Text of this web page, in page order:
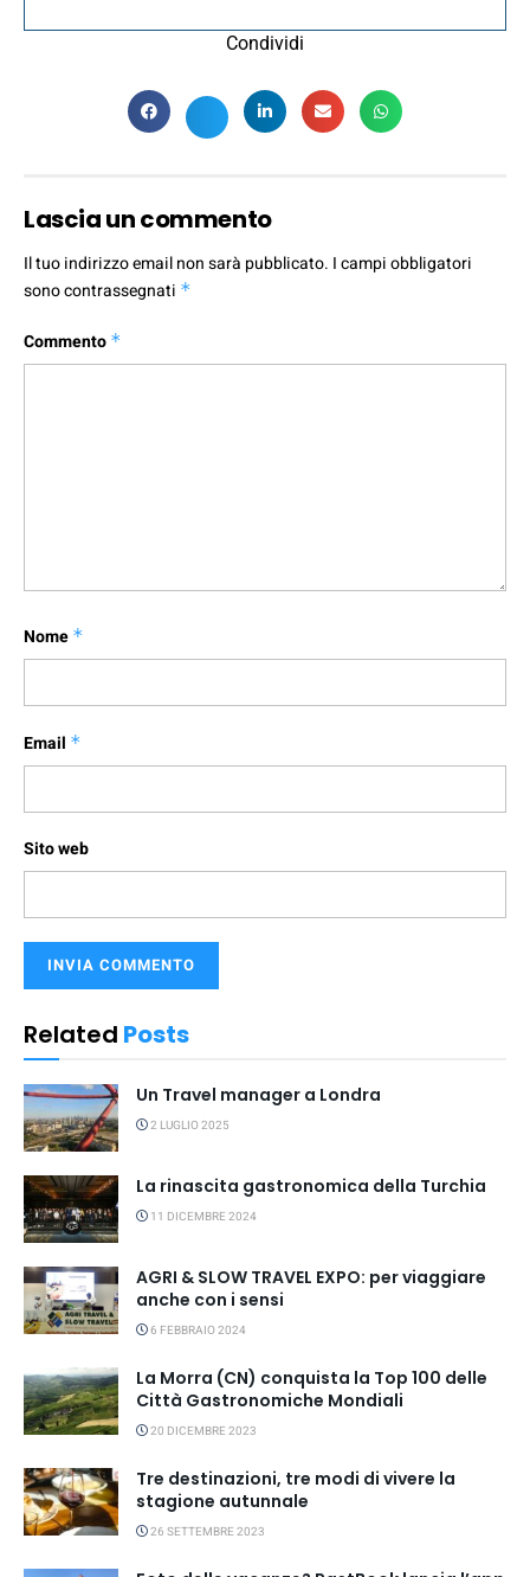
Condividi
Lascia un commento
Il tuo indirizzo email non sarà pubblicato. I campi obbligatori
sono contrassegnati *
Commento *
Nome *
Email *
Sito web
Related Posts
Un Travel manager a Londra
2 LUGLIO 2025
La rinascita gastronomica della Turchia
11 DICEMBRE 2024
AGRI & SLOW TRAVEL EXPO: per viaggiare
anche con i sensi
6 FEBBRAIO 2024
La Morra (CN) conquista la Top 100 delle
Città Gastronomiche Mondiali
20 DICEMBRE 2023
Tre destinazioni, tre modi di vivere la
stagione autunnale
26 SETTEMBRE 2023